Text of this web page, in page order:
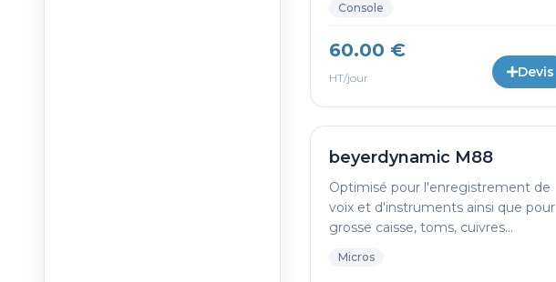
Console
60.00 €
HT/jour Devis
beyerdynamic M88
Optimisé pour l'enregistrement de
voix et d'instruments ainsi que pour
grosse caisse, toms, cuivres...
Micros